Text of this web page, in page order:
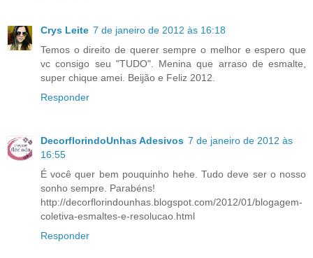
Crys Leite 7 de janeiro de 2012 às 16:18
Temos o direito de querer sempre o melhor e espero que
vc consigo seu "TUDO". Menina que arraso de esmalte,
super chique amei. Beijão e Feliz 2012.
Responder
DecorflorindoUnhas Adesivos 7 de janeiro de 2012 às
16:55
É você quer bem pouquinho hehe. Tudo deve ser o nosso
sonho sempre. Parabéns!
http://decorflorindounhas.blogspot.com/2012/01/blogagem-
coletiva-esmaltes-e-resolucao.html
Responder